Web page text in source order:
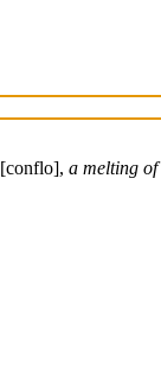
[conflo], a melting